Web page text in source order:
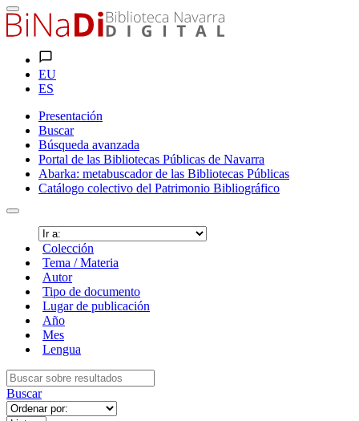
EU
ES
Presentación
Buscar
Búsqueda avanzada
Portal de las Bibliotecas Públicas de Navarra
Abarka: metabuscador de las Bibliotecas Públicas
Catálogo colectivo del Patrimonio Bibliográfico
Colección
Tema / Materia
Autor
Tipo de documento
Lugar de publicación
Año
Mes
Lengua
Buscar